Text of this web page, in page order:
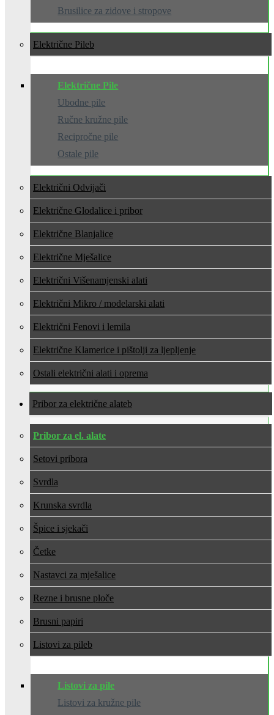
Brusilice za zidove i stropove
Električne Pile
Električne Pile
Ubodne pile
Ručne kružne pile
Recipročne pile
Ostale pile
Električni Odvijači
Električne Glodalice i pribor
Električne Blanjalice
Električne Mješalice
Električni Višenamjenski alati
Električni Mikro / modelarski alati
Električni Fenovi i lemila
Električne Klamerice i pištolji za ljepljenje
Ostali električni alati i oprema
Pribor za električne alate
Pribor za el. alate
Setovi pribora
Svrdla
Krunska svrdla
Špice i sjekači
Četke
Nastavci za mješalice
Rezne i brusne ploče
Brusni papiri
Listovi za pile
Listovi za pile
Listovi za kružne pile